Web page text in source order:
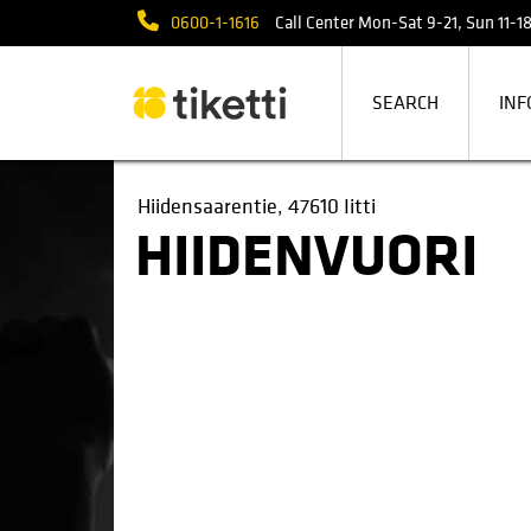
0600-1-1616 Call Center Mon-Sat 9-21, Sun 11-
SEARCH
Hiidensaarentie, 47610 Iitti
HIIDENVUORI